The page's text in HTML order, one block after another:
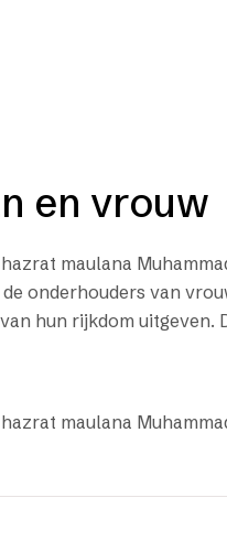
en vrouw
maulana
onderhouders van
hun rijkdom uitgeven.
maulana